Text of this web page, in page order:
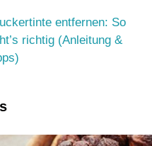
entfernen: So
richtig (Anleitung &